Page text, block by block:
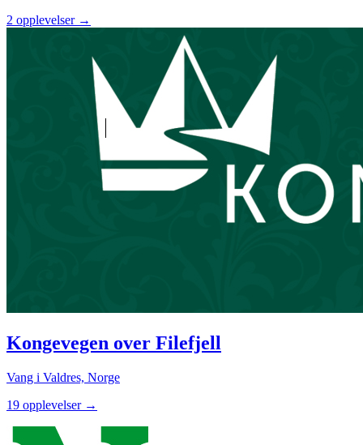
2 opplevelser →
Kongevegen over Filefjell
Vang i Valdres, Norge
19 opplevelser →